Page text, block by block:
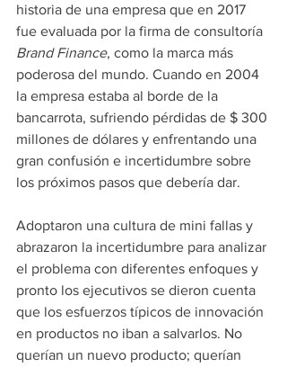
historia de una empresa que en 2017
fue evaluada por la firma de consultoría
Brand Finance, como la marca más
poderosa del mundo. Cuando en 2004
la empresa estaba al borde de la
bancarrota, sufriendo pérdidas de $ 300
millones de dólares y enfrentando una
gran confusión e incertidumbre sobre
los próximos pasos que debería dar.
Adoptaron una cultura de mini fallas y
abrazaron la incertidumbre para analizar
el problema con diferentes enfoques y
pronto los ejecutivos se dieron cuenta
que los esfuerzos típicos de innovación
en productos no iban a salvarlos. No
querían un nuevo producto; querían